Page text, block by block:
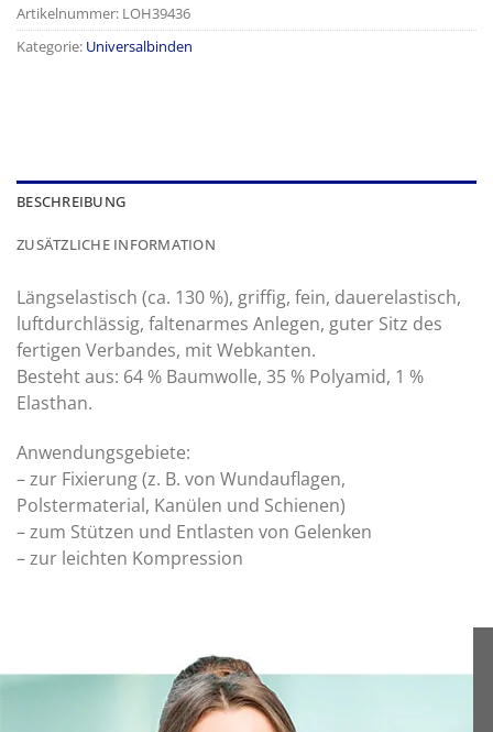
Artikelnummer: LOH39436
Kategorie: Universalbinden
BESCHREIBUNG
ZUSÄTZLICHE INFORMATION
Längselastisch (ca. 130 %), griffig, fein, dauerelastisch,
luftdurchlässig, faltenarmes Anlegen, guter Sitz des
fertigen Verbandes, mit Webkanten.
Besteht aus: 64 % Baumwolle, 35 % Polyamid, 1 %
Elasthan.
Anwendungsgebiete:
– zur Fixierung (z. B. von Wundauflagen,
Polstermaterial, Kanülen und Schienen)
– zum Stützen und Entlasten von Gelenken
– zur leichten Kompression